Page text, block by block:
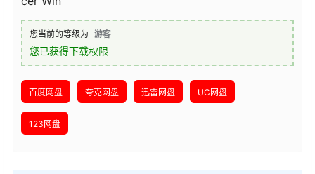
您当前的等级为 游客
您已获得下载权限
百度网盘 夸克网盘 迅雷网盘 UC网盘
123网盘